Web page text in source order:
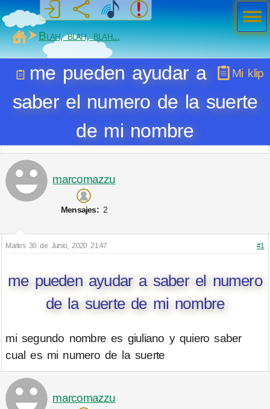
MiSabueso
Blah, blah, blah...
Mi klip
me pueden ayudar a
saber el numero de la suerte
de mi nombre
marcomazzu
Mensajes:2
Martes 30 de Junio, 2020 21:47 #1
me pueden ayudar a saber el numero
de la suerte de mi nombre
mi segundo nombre es giuliano y quiero saber
cual es mi numero de la suerte
marcomazzu
Men
ú